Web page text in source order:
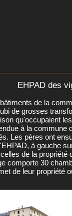
EHPAD des
de la
de grosses
qu'occupaient
à la commune
Les pères ont
à gauche
de la propriété
comporte 30
de leur propriété